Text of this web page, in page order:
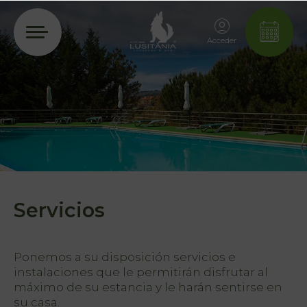
Acceder
Servicios
Ponemos a su disposición servicios e
instalaciones que le permitirán disfrutar al
máximo de su estancia y le harán sentirse en
su casa.